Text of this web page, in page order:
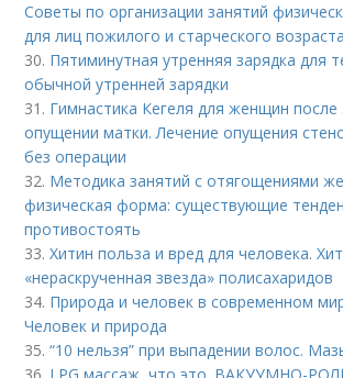
Советы по организации занятий
для лиц пожилого и старческого
30. Пятиминутная утренняя зарядка для
обычной утренней зарядки
31. Гимнастика Кегеля для женщин после
опущении матки. Лечение опущения
без операции
32. Методика занятий с отягощениями
физическая форма: существующие
противостоять
33.Хитин польза и вред для человека.
«нераскрученная звезда» полисахаридов
34. Природа и человек в современном
Человек и природа
35.“10 нельзя” при выпадении волос.